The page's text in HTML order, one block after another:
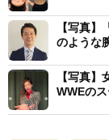
上原は1996年
子プロレス所属
りハンター」
活動している。
【写真
のような
【写真
WWEの